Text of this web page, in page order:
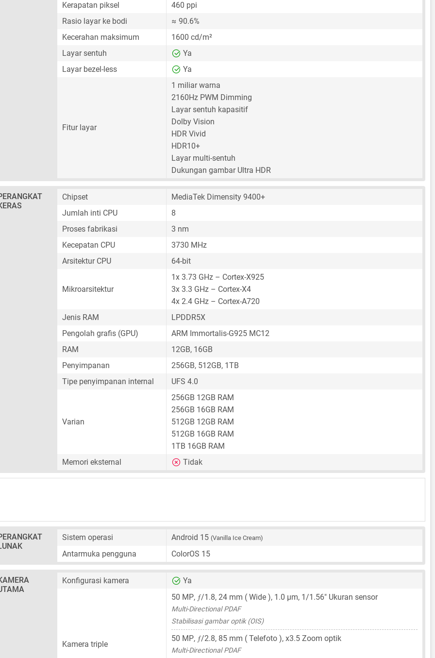
Kerapatan piksel
460 ppi
Rasio layar ke bodi
≈ 90.6%
Kecerahan maksimum
1600 cd/m²
Layar sentuh
Ya
Layar bezel-less
Ya
Fitur layar
1 miliar warna
2160Hz PWM Dimming
Layar sentuh kapasitif
Dolby Vision
HDR Vivid
HDR10+
Layar multi-sentuh
Dukungan gambar Ultra HDR
Chipset
MediaTek Dimensity 9400+
Jumlah inti CPU
8
Proses fabrikasi
3 nm
Kecepatan CPU
3730 MHz
Arsitektur CPU
64-bit
Mikroarsitektur
1x 3.73 GHz – Cortex-X925
3x 3.3 GHz – Cortex-X4
4x 2.4 GHz – Cortex-A720
Jenis RAM
LPDDR5X
Pengolah grafis (GPU)
ARM Immortalis-G925 MC12
RAM
12GB, 16GB
Penyimpanan
256GB, 512GB, 1TB
Tipe penyimpanan internal
UFS 4.0
Varian
256GB 12GB RAM
256GB 16GB RAM
512GB 12GB RAM
512GB 16GB RAM
1TB 16GB RAM
Memori eksternal
Tidak
Sistem operasi Android 15 (Vanilla Ice Cream)
Antarmuka pengguna ColorOS 15
Konfigurasi kamera Ya
Kamera triple
50 MP, ƒ/1.8, 24 mm ( Wide ), 1.0 μm, 1/1.56" Ukuran sensor
Multi-Directional PDAF
Stabilisasi gambar optik (OIS)
50 MP, ƒ/2.8, 85 mm ( Telefoto ), x3.5 Zoom optik
Multi-Directional PDAF